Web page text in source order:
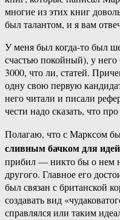
многие из этих книг
был талантом, и я вам
У меня был когда-то был
счастью покойный), у
3000, что ли, статей.
одну свою первую
него читали и писали
чести надо сказать, что
Полагаю, что с Марксом
сливным бачком для
прибил — никто бы о нем
другого. Главное его
был связан с британской
создавать вид
справлялся или таким